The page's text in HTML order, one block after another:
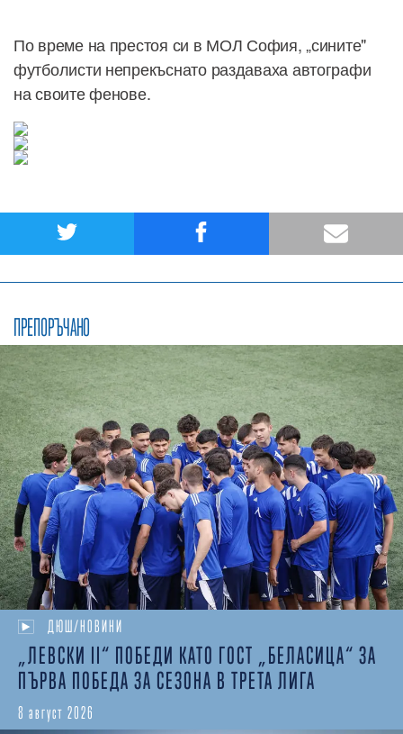
По време на престоя си в МОЛ София, „сините"
футболисти непрекъснато раздаваха автографи
на своите фенове.
ПРЕПОРЪЧАНО
ДЮШ/НОВИНИ
„ЛЕВСКИ II“ ПОБЕДИ КАТО ГОСТ „БЕЛАСИЦА“ ЗА
ПЪРВА ПОБЕДА ЗА СЕЗОНА В ТРЕТА ЛИГА
8 август 2026